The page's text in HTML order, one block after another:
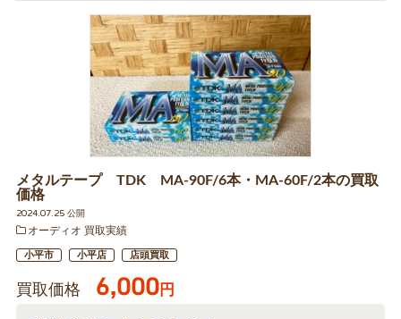
メタルテープ TDK MA-90F/6本・MA-60F/2本の買取
価格
2024.07.25 公開
オーディオ 買取実績
小平市 小平店 店頭買取
買取価格 6,000円